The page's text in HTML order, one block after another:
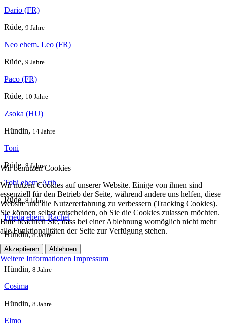
Dario (FR)
Rüde, 9 Jahre
Neo ehem. Leo (FR)
Rüde, 9 Jahre
Paco (FR)
Rüde, 10 Jahre
Zsoka (HU)
Hündin, 14 Jahre
Toni
Rüde,8 Jahre
Tobi ehem. Arth
Rüde,8 Jahre
Frieda ehem. Rachel
Hündin,8 Jahre
Mika
Hündin, 8 Jahre
Cosima
Hündin, 8 Jahre
Elmo
Wir benutzen Cookies
Wir nutzen Cookies auf unserer Website. Einige von ihnen sind
essenziell für den Betrieb der Seite, während andere uns helfen, diese
Website und die Nutzererfahrung zu verbessern (Tracking Cookies).
Sie können selbst entscheiden, ob Sie die Cookies zulassen möchten.
Bitte beachten Sie, dass bei einer Ablehnung womöglich nicht mehr
alle Funktionalitäten der Seite zur Verfügung stehen.
Akzeptieren Ablehnen
Weitere Informationen Impressum